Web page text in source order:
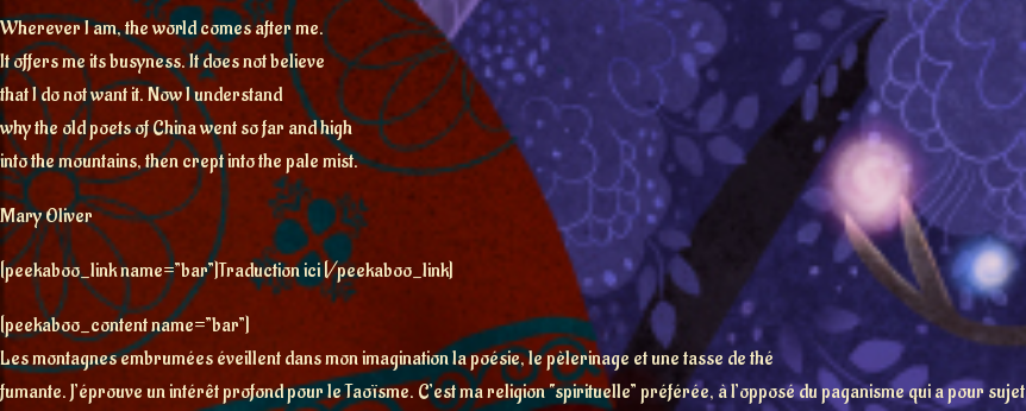
Wherever I am, the world comes after me.
It offers me its busyness. It does not believe
that I do not want it. Now I understand
why the old poets of China went so far and high
into the mountains, then crept into the pale mist.
Mary Oliver
[peekaboo_link name=”bar”]Traduction ici [/peekaboo_link]
[peekaboo_content name=”bar”]
Les montagnes embrumées éveillent dans mon imagination la poésie, le pèlerinage et une tasse de thé
fumante. J’éprouve un intérêt profond pour le Taoïsme. C’est ma religion “spirituelle” préférée, à l’opposé du paganisme qui a pour sujet